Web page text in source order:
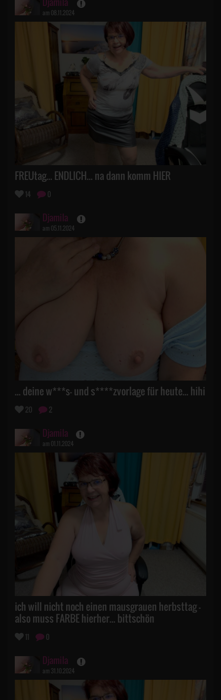
am 08.11.2024
FREUtag... ENDLICH... na dann komm HIER
14 0
Djamila
am 05.11.2024
... deine w***s- und s****zvorlage für heute... hihi
20 2
Djamila
am 01.11.2024
ich will nicht noch einen mausgrauen herbsttag -
also muss FARBE hierher... bittschön
11 0
Djamila
am 31.10.2024